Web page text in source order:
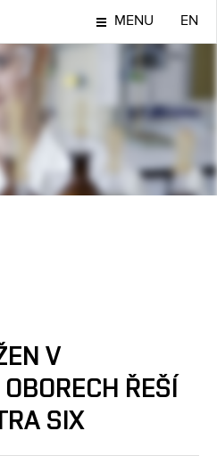
MENU EN
V
ŘEŠÍ
SIX